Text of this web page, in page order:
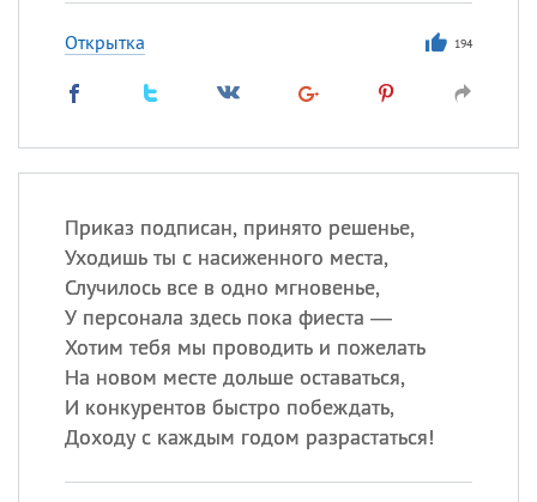
Открытка 194
Приказ подписан, принято решенье,
Уходишь ты с насиженного места,
Случилось все в одно мгновенье,
У персонала здесь пока фиеста —
Хотим тебя мы проводить и пожелать
На новом месте дольше оставаться,
И конкурентов быстро побеждать,
Доходу с каждым годом разрастаться!